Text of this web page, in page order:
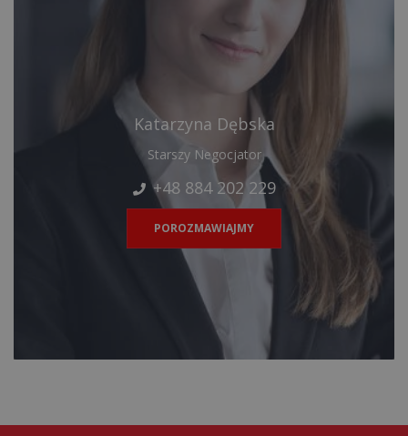
Katarzyna Dębska
Starszy Negocjator
+48 884 202 229
POROZMAWIAJMY